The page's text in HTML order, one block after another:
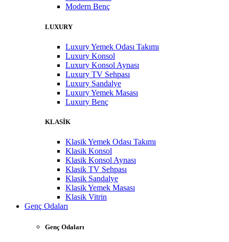
Modern Benç
LUXURY
Luxury Yemek Odası Takımı
Luxury Konsol
Luxury Konsol Aynası
Luxury TV Sehpası
Luxury Sandalye
Luxury Yemek Masası
Luxury Benç
KLASİK
Klasik Yemek Odası Takımı
Klasik Konsol
Klasik Konsol Aynası
Klasik TV Sehpası
Klasik Sandalye
Klasik Yemek Masası
Klasik Vitrin
Genç Odaları
Genç Odaları